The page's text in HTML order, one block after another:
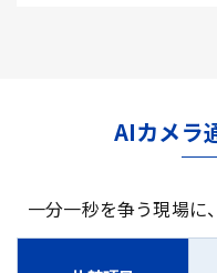
AIカメラ
一分一秒を争う現場に